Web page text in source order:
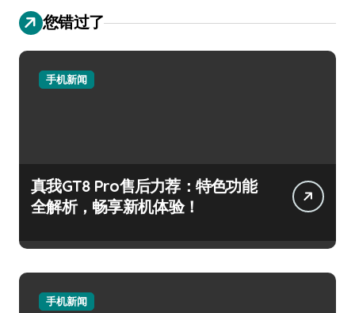
您错过了
手机新闻
真我GT8 Pro售后力荐：特色功能
全解析，畅享新机体验！
手机新闻